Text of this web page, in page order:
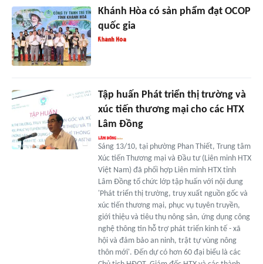
Khánh Hòa có sản phẩm đạt OCOP
quốc gia
Tập huấn Phát triển thị trường và
xúc tiến thương mại cho các HTX
Lâm Đồng
Sáng 13/10, tại phường Phan Thiết, Trung tâm
Xúc tiến Thương mại và Đầu tư (Liên minh HTX
Việt Nam) đã phối hợp Liên minh HTX tỉnh
Lâm Đồng tổ chức lớp tập huấn với nội dung
'Phát triển thị trường, truy xuất nguồn gốc và
xúc tiến thương mại, phục vụ tuyên truyền,
giới thiệu và tiêu thụ nông sản, ứng dụng công
nghệ thông tin hỗ trợ phát triển kinh tế - xã
hội và đảm bảo an ninh, trật tự vùng nông
thôn mới'. Đến dự có hơn 60 đại biểu là các